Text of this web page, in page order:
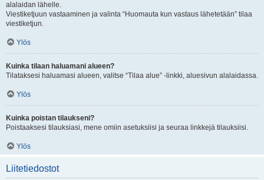
alalaidan lähelle.
Viestiketjuun vastaaminen ja valinta “Huomauta kun vastaus lähetetään” tilaa
viestiketjun.
Ylös
Kuinka tilaan haluamani alueen?
Tilataksesi haluamasi alueen, valitse “Tilaa alue” -linkki, aluesivun alalaidassa.
Ylös
Kuinka poistan tilaukseni?
Poistaaksesi tilauksiasi, mene omiin asetuksiisi ja seuraa linkkejä tilauksiisi.
Ylös
Liitetiedostot